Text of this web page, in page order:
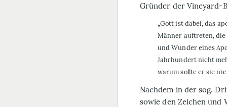
Gründer der Vineyard-
„Gott ist dabei, das
Männer auftreten, die
und Wunder eines
Jahrhundert nicht
warum sollte er sie
Nachdem in der sog.
sowie den Zeichen und